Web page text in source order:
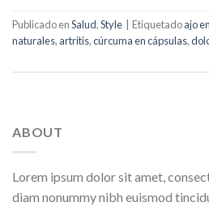
Publicado enSalud,Style Etiquetadoajo
naturales, artritis,cúrcuma en cápsulas,
ABOUT
Lorem ipsum dolor sit amet,
diam nonummy nibh euismod